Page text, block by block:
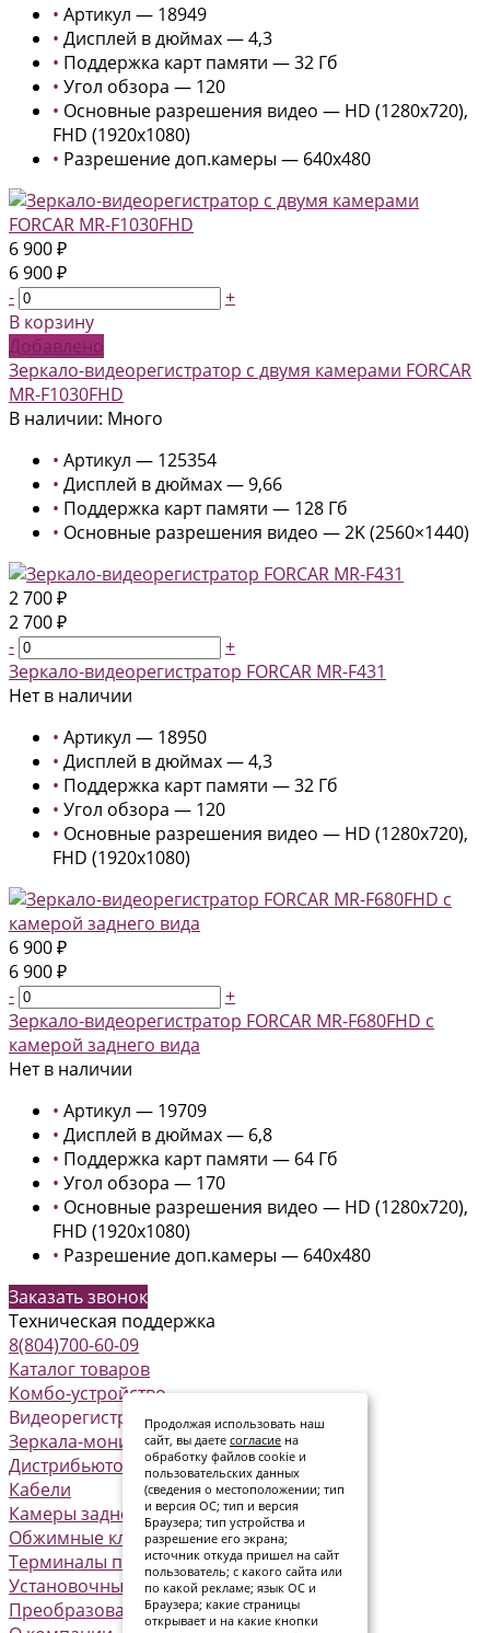
• Артикул — 18949
• Дисплей в дюймах — 4,3
• Поддержка карт памяти — 32 Гб
• Угол обзора — 120
• Основные разрешения видео — HD (1280x720),
FHD (1920x1080)
• Разрешение доп.камеры — 640x480
6 900 ₽
6 900 ₽
-
+
В корзину
Добавлено
Зеркало-видеорегистратор с двумя камерами FORCAR
MR-F1030FHD
В наличии: Много
• Артикул — 125354
• Дисплей в дюймах — 9,66
• Поддержка карт памяти — 128 Гб
• Основные разрешения видео — 2K (2560×1440)
2 700 ₽
2 700 ₽
-
+
Зеркало-видеорегистратор FORCAR MR-F431
Нет в наличии
• Артикул — 18950
• Дисплей в дюймах — 4,3
• Поддержка карт памяти — 32 Гб
• Угол обзора — 120
• Основные разрешения видео — HD (1280x720),
FHD (1920x1080)
6 900 ₽
6 900 ₽
-
+
Зеркало-видеорегистратор FORCAR MR-F680FHD с
камерой заднего вида
Нет в наличии
• Артикул — 19709
• Дисплей в дюймах — 6,8
• Поддержка карт памяти — 64 Гб
• Угол обзора — 170
• Основные разрешения видео — HD (1280x720),
FHD (1920x1080)
• Разрешение доп.камеры — 640x480
Заказать звонок
Техническая поддержка
8(804)700-60-09
Каталог товаров
Комбо-устройство
Видеорегистраторы
Зеркала-мониторы
Дистрибьюторы питания
Кабели
Камеры заднего вида
Обжимные клеммы
Терминалы предохранителя
Установочные комплекты
Преобразователи
Продолжая использовать наш
сайт, вы даете согласие на
обработку файлов cookie и
пользовательских данных
(сведения о местоположении; тип
и версия ОС; тип и версия
Браузера; тип устройства и
разрешение его экрана;
источник откуда пришел на сайт
пользователь; с какого сайта или
по какой рекламе; язык ОС и
Браузера; какие страницы
открывает и на какие кнопки